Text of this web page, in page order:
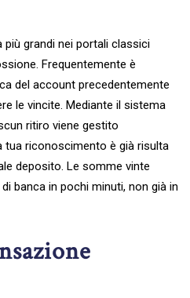
grandi nei portali classici
Frequentemente è
del account precedentemente
le vincite. Mediante il sistema
ritiro viene gestito
tua riconoscimento è già risulta
deposito. Le somme vinte
banca in pochi minuti, non già in